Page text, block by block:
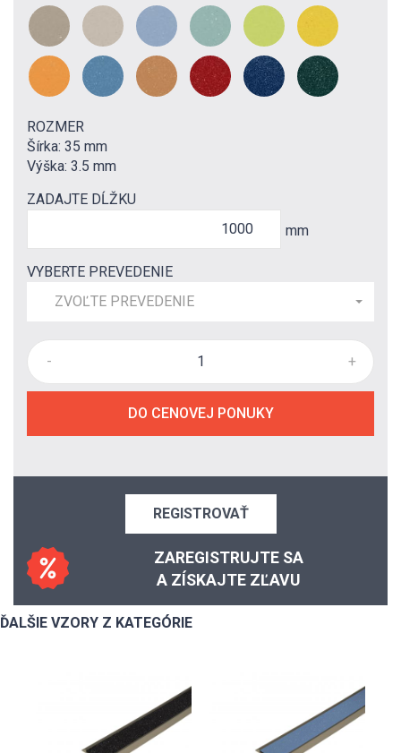
ROZMER
Šírka: 35 mm
Výška: 3.5 mm
ZADAJTE DĹŽKU
mm
VYBERTE PREVEDENIE
ZVOĽTE PREVEDENIE
- +
DO CENOVEJ PONUKY
REGISTROVAŤ
ZAREGISTRUJTE SA
A ZÍSKAJTE ZĽAVU
ĎALŠIE VZORY Z KATEGÓRIE